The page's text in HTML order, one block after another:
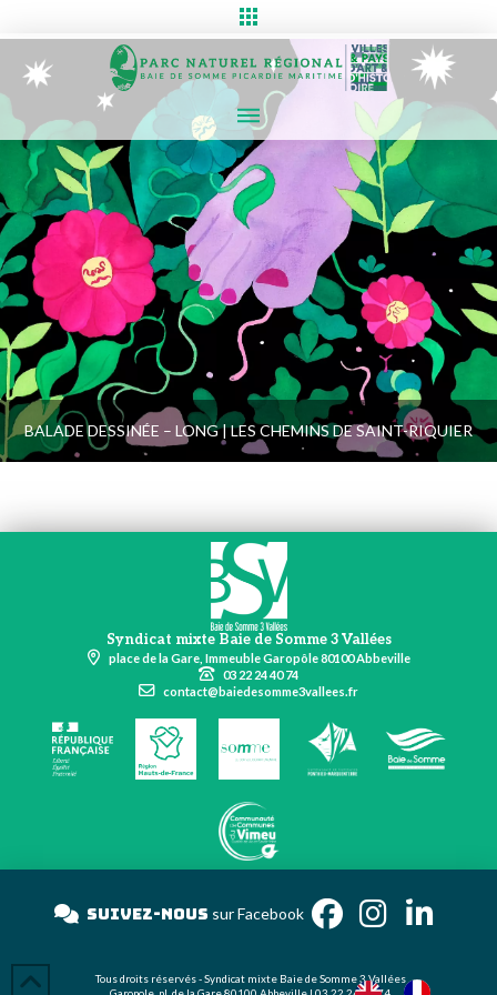
BALADE DESSINÉE – LONG | LES CHEMINS DE SAINT-RIQUIER
Syndicat mixte Baie de Somme 3 Vallées
place de la Gare, Immeuble Garopôle 80100 Abbeville
03 22 24 40 74
contact@baiedesomme3vallees.fr
Suivez-nous sur Facebook
Tous droits réservés - Syndicat mixte Baie de Somme 3 Vallées